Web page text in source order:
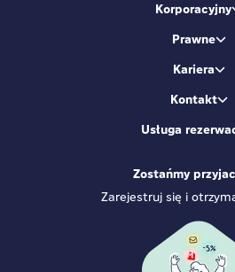
Korporacyjny
Prawne
Kariera
Kontakt
Usługa
Zostańmy
Zarejestruj się i